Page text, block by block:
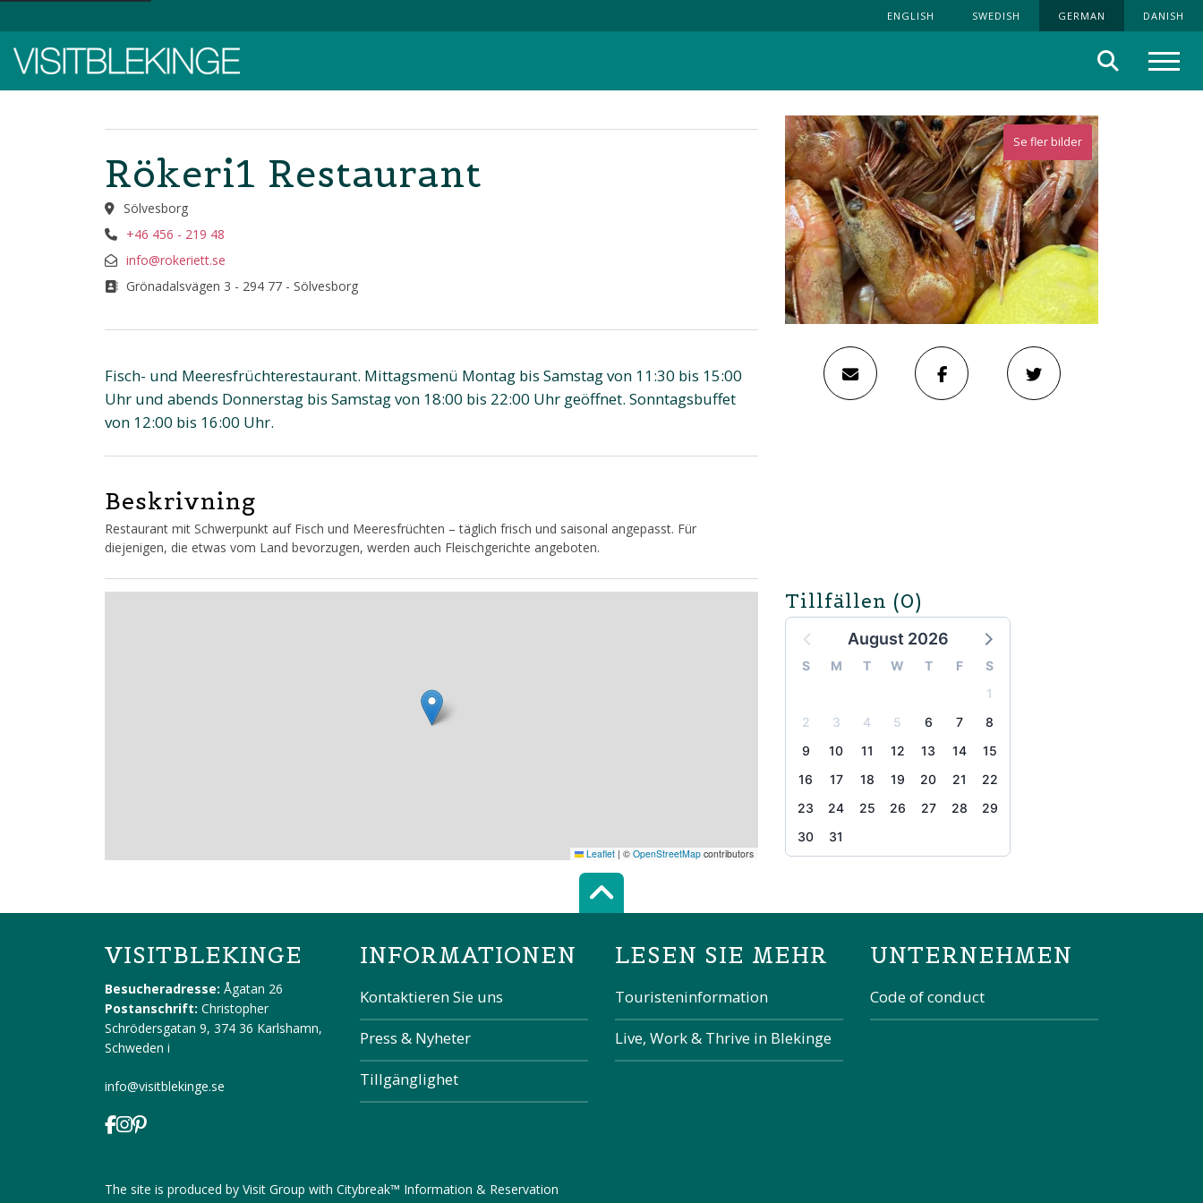
ENGLISH SWEDISH GERMAN DANISH
Suche
Se fler bilder
Rökeri1 Restaurant
Sölvesborg
+46 456 - 219 48
info@rokeriett.se
Grönadalsvägen 3 - 294 77 - Sölvesborg
Fisch- und Meeresfrüchterestaurant. Mittagsmenü Montag bis Samstag von 11:30 bis 15:00
Uhr und abends Donnerstag bis Samstag von 18:00 bis 22:00 Uhr geöffnet. Sonntagsbuffet
von 12:00 bis 16:00 Uhr.
Beskrivning
Restaurant mit Schwerpunkt auf Fisch und Meeresfrüchten – täglich frisch und saisonal angepasst. Für
diejenigen, die etwas vom Land bevorzugen, werden auch Fleischgerichte angeboten.
Tillfällen (0)
August 2026
S M T W T F
S
1
2
3 4 5 6 7
8
9
10 11 12 13 14
15
16
17 18 19 20 21
22
23
24 25 26 27 28
29
30
31
Leaflet | © OpenStreetMap contributors
Scroll top of the page
VISITBLEKINGE
Besucheradresse: Ågatan 26
Postanschrift: Christopher
Schrödersgatan 9, 374 36 Karlshamn,
Schweden i
info@visitblekinge.se
INFORMATIONEN
Kontaktieren Sie uns
Press & Nyheter
Tillgänglighet
LESEN SIE MEHR
Touristeninformation
Live, Work & Thrive in Blekinge
UNTERNEHMEN
Code of conduct
The site is produced by Visit Group with Citybreak™ Information & Reservation